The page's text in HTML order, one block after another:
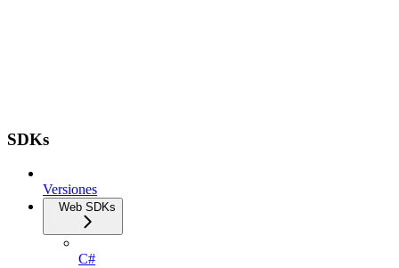
SDKs
Versiones
Web SDKs
C#